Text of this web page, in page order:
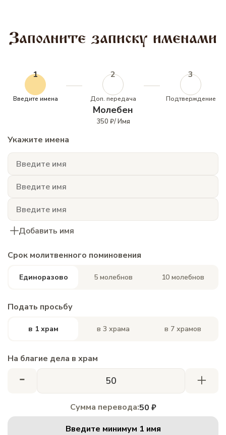
Заполните записку именами
1
Введите имена
2
Доп. передача
3
Подтверждение
Молебен
350 ₽/ Имя
Укажите имена
Добавить имя
Срок молитвенного поминовения
Единоразово 5 молебнов 10 молебнов
Подать просьбу
в 1 храм в 3 храма в 7 храмов
На благие дела в храм
- +
Сумма перевода:50 ₽
Введите минимум 1 имя